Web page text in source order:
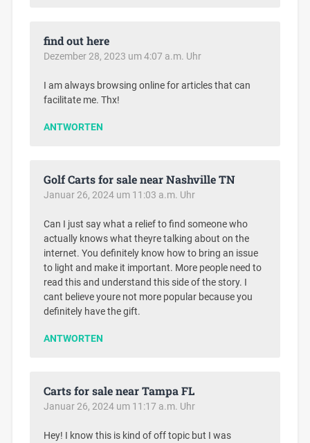
find out here
Dezember 28, 2023 um 4:07 a.m. Uhr
I am always browsing online for articles that can
facilitate me. Thx!
ANTWORTEN
Golf Carts for sale near Nashville TN
Januar 26, 2024 um 11:03 a.m. Uhr
Can I just say what a relief to find someone who
actually knows what theyre talking about on the
internet. You definitely know how to bring an issue
to light and make it important. More people need to
read this and understand this side of the story. I
cant believe youre not more popular because you
definitely have the gift.
ANTWORTEN
Carts for sale near Tampa FL
Januar 26, 2024 um 11:17 a.m. Uhr
Hey! I know this is kind of off topic but I was